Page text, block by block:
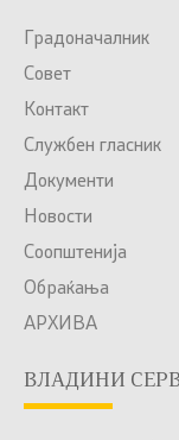
Градоначалник
Совет
Контакт
Службен гласник
Документи
Новости
Соопштенија
Обраќања
АРХИВА
ВЛАДИНИ